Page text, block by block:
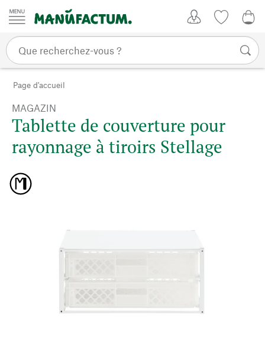
Passer au contenu
Page d'accueil
MAGAZIN
Tablette de couverture pour
rayonnage à tiroirs Stellage